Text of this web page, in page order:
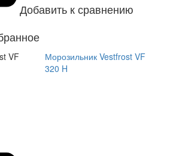
Добавить к сравнению
VF
Морозильник Vestfrost VF
320 H